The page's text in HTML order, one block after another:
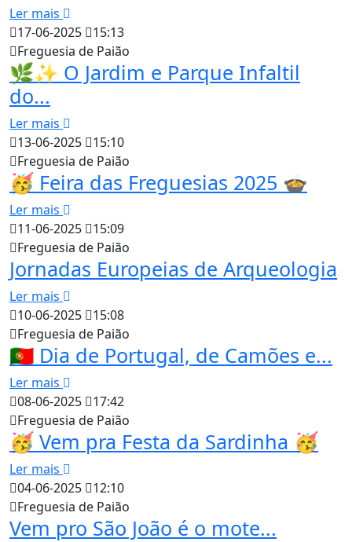
Ler mais
17-06-2025
15:13
Freguesia de Paião
🌿✨ O Jardim e Parque Infaltil
do...
Ler mais
13-06-2025
15:10
Freguesia de Paião
🥳 Feira das Freguesias 2025 🍲
Ler mais
11-06-2025
15:09
Freguesia de Paião
Jornadas Europeias de Arqueologia
Ler mais
10-06-2025
15:08
Freguesia de Paião
🇵🇹 Dia de Portugal, de Camões e...
Ler mais
08-06-2025
17:42
Freguesia de Paião
🥳 Vem pra Festa da Sardinha 🥳
Ler mais
04-06-2025
12:10
Freguesia de Paião
Vem pro São João é o mote...